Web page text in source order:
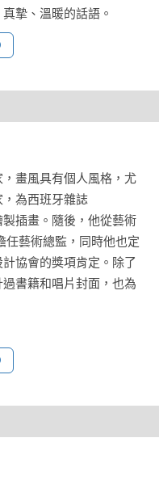
摯、溫暖的話語。
畫風具有個人風格，尤
為西班牙雜誌
製插畫。隨後，他從藝術
任藝術總監，同時他也定
協會的獎項肯定。除了
書籍和唱片封面，也為